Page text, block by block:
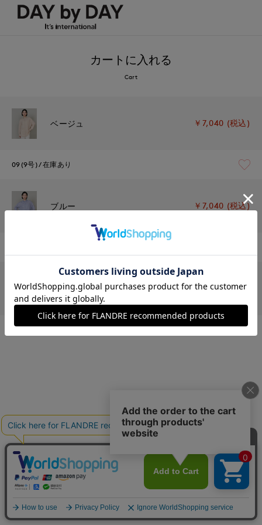
カートに入れる
Cart
ベージュ ￥7,040 (税込)
09(9号) 在庫あり
ブルー ￥7,040 (税込)
イエロー ￥7,040 (税込)